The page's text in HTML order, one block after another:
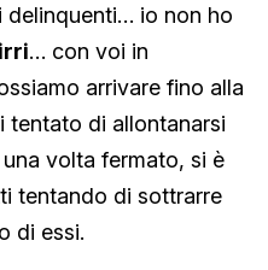
delinquenti… io non ho
… con voi in
arrivare fino alla
tentato di allontanarsi
volta fermato, si è
tentando di sottrarre
di essi.